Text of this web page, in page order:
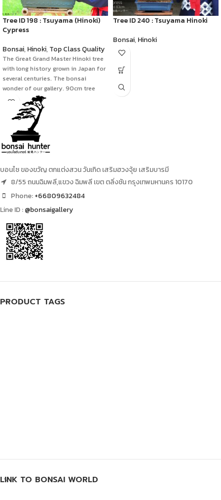
Tree ID 198 : Tsuyama (Hinoki)
Cypress
Bonsai,Hinoki,Top Class Quality
The Great Grand Master Hinoki tree
with long history grown in Japan for
several centuries. The bonsai
wonder of our gallery. 90cm tree
height, 60cm width with an old
unique pots.
Tree ID 240 : Tsuyama Hinoki
Bonsai,Hinoki
บอนไซ ของขวัญ ตกแต่งสวน วันเกิด เสริมฮวงจุ้ย เสริมบารมี
8/55 ถนนฉิมพลี,แขวง ฉิมพลี เขต ตลิ่งชัน กรุงเทพมหานคร 10170
Phone:+66809632484
Line ID :@bonsaigallery
PRODUCT TAGS
LINK TO BONSAI WORLD